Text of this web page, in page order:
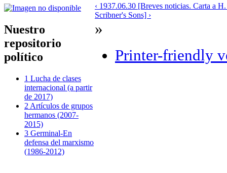
Nuestro
repositorio
político
1 Lucha de clases
internacional (a partir
de 2017)
2 Artículos de grupos
hermanos (2007-
2015)
3 Germinal-En
defensa del marxismo
(1986-2012)
‹ 1937.06.30 [Breves noticias. Carta a
Scribner's Sons] ›
»
Printer-friendly